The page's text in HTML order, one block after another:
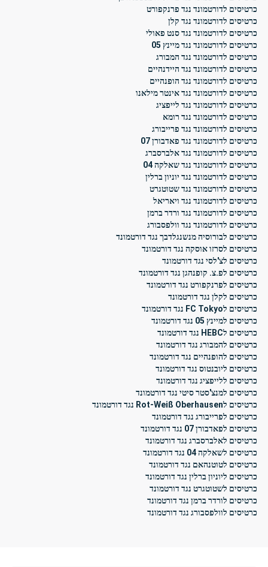
כרטיסים לדורטמונד נגד פרנקפורט
כרטיסים לדורטמונד נגד קלן
כרטיסים לדורטמונד נגד סנט פאולי
כרטיסים לדורטמונד נגד מיינץ 05
כרטיסים לדורטמונד נגד המבורג
כרטיסים לדורטמונד נגד היידנהיים
כרטיסים לדורטמונד נגד הופנהיים
כרטיסים לדורטמונד נגד אינטר מילאנו
כרטיסים לדורטמונד נגד לייפציג
כרטיסים לדורטמונד נגד רומא
כרטיסים לדורטמונד נגד פרייבורג
כרטיסים לדורטמונד נגד פאדבורן 07
כרטיסים לדורטמונד נגד אלברסברג
כרטיסים לדורטמונד נגד שאלקה 04
כרטיסים לדורטמונד נגד יוניון ברלין
כרטיסים לדורטמונד נגד שטוטגרט
כרטיסים לדורטמונד נגד ויאריאל
כרטיסים לדורטמונד נגד ורדר ברמן
כרטיסים לדורטמונד נגד וולפסבורג
כרטיסים לבורוסיה מנשנגלדבך נגד דורטמונד
כרטיסים לסרזו אוסקה נגד דורטמונד
כרטיסים לצ'לסי נגד דורטמונד
כרטיסים לפ.צ. קופנהגן נגד דורטמונד
כרטיסים לפרנקפורט נגד דורטמונד
כרטיסים לקלן נגד דורטמונד
כרטיסים לFC Tokyo נגד דורטמונד
כרטיסים למיינץ 05 נגד דורטמונד
כרטיסים לHEBC נגד דורטמונד
כרטיסים להמבורג נגד דורטמונד
כרטיסים להופנהיים נגד דורטמונד
כרטיסים ליובנטוס נגד דורטמונד
כרטיסים ללייפציג נגד דורטמונד
כרטיסים למנצ'סטר סיטי נגד דורטמונד
כרטיסים לRot-Weiß Oberhausen נגד דורטמונד
כרטיסים לפרייבורג נגד דורטמונד
כרטיסים לפאדבורן 07 נגד דורטמונד
כרטיסים לאלברסברג נגד דורטמונד
כרטיסים לשאלקה 04 נגד דורטמונד
כרטיסים לטוטנהאם נגד דורטמונד
כרטיסים ליוניון ברלין נגד דורטמונד
כרטיסים לשטוטגרט נגד דורטמונד
כרטיסים לורדר ברמן נגד דורטמונד
כרטיסים לוולפסבורג נגד דורטמונד